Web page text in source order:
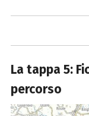
La tappa 5:
percorso